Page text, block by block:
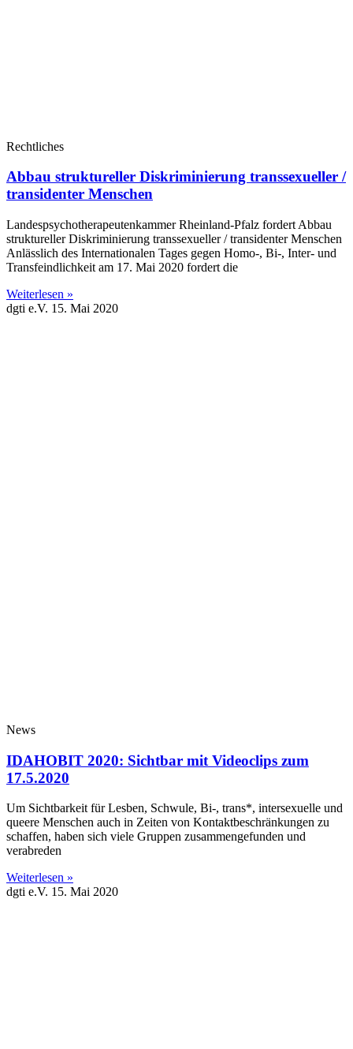
Rechtliches
Abbau struktureller Diskriminierung transsexueller /
transidenter Menschen
Landespsychotherapeutenkammer Rheinland-Pfalz fordert Abbau
struktureller Diskriminierung transsexueller / transidenter Menschen
Anlässlich des Internationalen Tages gegen Homo-, Bi-, Inter- und
Transfeindlichkeit am 17. Mai 2020 fordert die
Weiterlesen »
dgti e.V. 15. Mai 2020
News
IDAHOBIT 2020: Sichtbar mit Videoclips zum
17.5.2020
Um Sichtbarkeit für Lesben, Schwule, Bi-, trans*, intersexuelle und
queere Menschen auch in Zeiten von Kontaktbeschränkungen zu
schaffen, haben sich viele Gruppen zusammengefunden und
verabreden
Weiterlesen »
dgti e.V. 15. Mai 2020